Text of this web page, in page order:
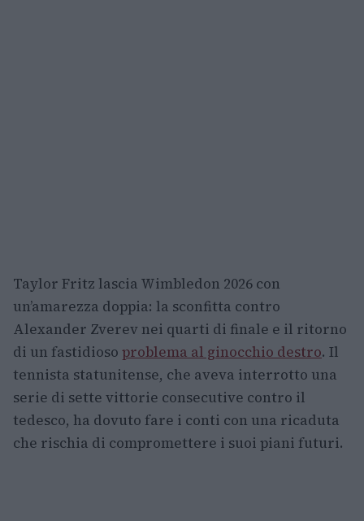
Taylor Fritz lascia Wimbledon 2026 con
un’amarezza doppia: la sconfitta contro
Alexander Zverev nei quarti di finale e il ritorno
di un fastidioso problema al ginocchio destro. Il
tennista statunitense, che aveva interrotto una
serie di sette vittorie consecutive contro il
tedesco, ha dovuto fare i conti con una ricaduta
che rischia di compromettere i suoi piani futuri.